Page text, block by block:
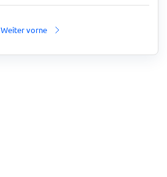
Weiter vorne